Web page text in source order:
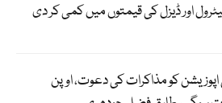
اور ڈیزل کی قیمتوں میں کمی کر دی
کو مذاکرات کی دعوت، اوپن